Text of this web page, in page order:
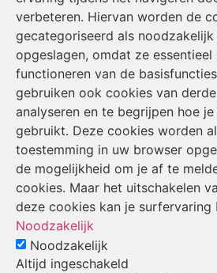
verbeteren. Hiervan worden de
gecategoriseerd als
opgeslagen, omdat ze
functioneren van de
gebruiken ook cookies van
analyseren en te begrijpen hoe
gebruikt. Deze cookies worden
toestemming in uw browser
de mogelijkheid om je af te
cookies. Maar het uitschakelen
deze cookies kan je surfervaring
Noodzakelijk
Noodzakelijk
Altijd ingeschakeld